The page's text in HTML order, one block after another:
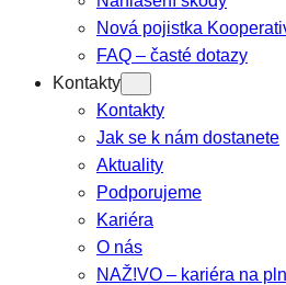
Nová pojistka
FAQ – časté dotazy
Kontakty
Kontakty
Jak se k nám dostanete
Aktuality
Podporujeme
Kariéra
O nás
NAŽ!VO – kariéra na